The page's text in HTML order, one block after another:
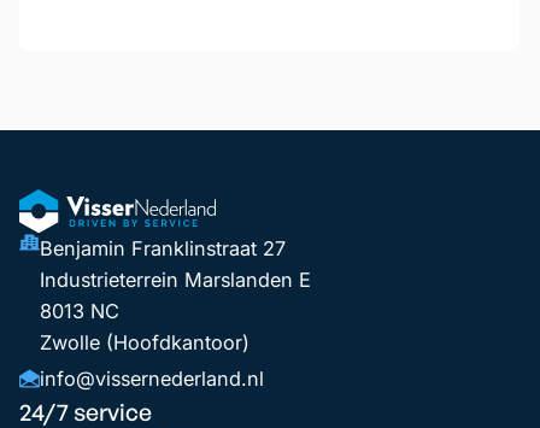
Benjamin Franklinstraat 27
Industrieterrein Marslanden E
8013 NC
Zwolle (Hoofdkantoor)
info@vissernederland.nl
24/7 service